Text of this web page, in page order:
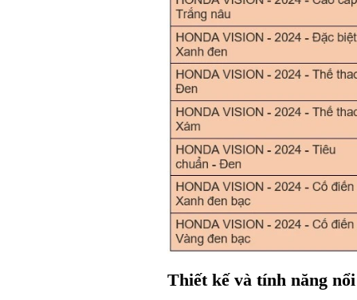
Thiết kế và tính năng